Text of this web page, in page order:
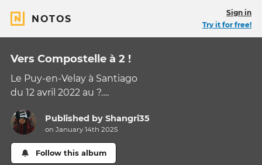
NOTOS
Sign in
Try it for free!
Vers Compostelle à 2 !
Le Puy-en-Velay à Santiago
du 12 avril 2022 au ?….
Published byShangri35
on January 14th 2025
Follow this album